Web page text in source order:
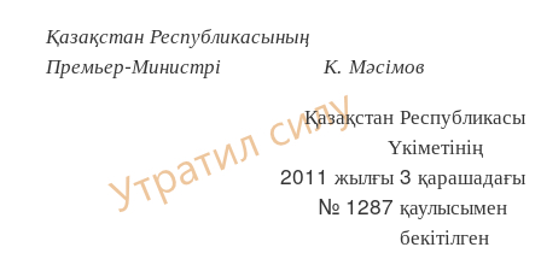
Қазақстан Республикасының
Премьер-Министрі К. Мәсімов
Қазақстан Республикасы
Үкіметінің
2011 жылғы 3 қарашадағы
№ 1287 қаулысымен
бекітілген